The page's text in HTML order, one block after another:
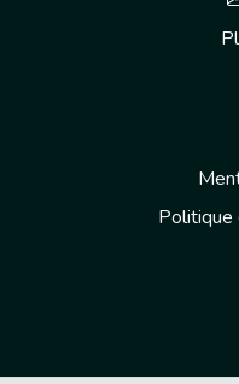
Politique